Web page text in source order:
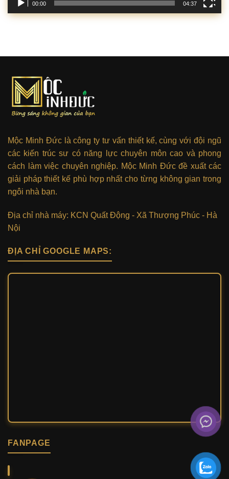
00:00 04:37
Mộc Minh Đức là công ty tư vấn thiết kế, cùng với đội ngũ
các kiến trúc sư có năng lực chuyên môn cao và phong
cách làm việc chuyên nghiệp. Mộc Minh Đức đề xuất các
giải pháp thiết kế phù hợp nhất cho từng không gian trong
ngôi nhà bạn.
Địa chỉ nhà máy: KCN Quất Động - Xã Thượng Phúc - Hà
Nội
ĐỊA CHỈ GOOGLE MAPS:
FANPAGE